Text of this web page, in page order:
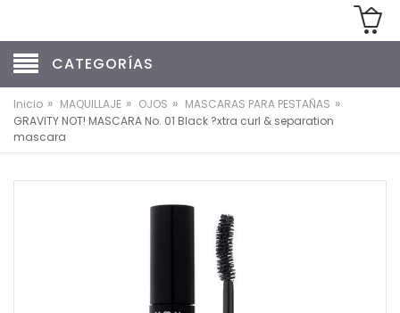
CATEGORÍAS
Inicio » MAQUILLAJE » OJOS » MASCARAS PARA PESTAÑAS »
GRAVITY NOT! MASCARA No. 01 Black ?xtra curl & separation
mascara